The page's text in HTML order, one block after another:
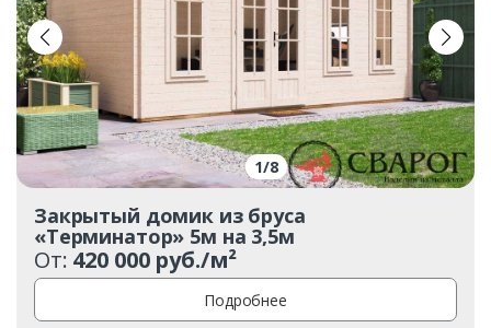
1/8
Закрытый домик из бруса
«Терминатор» 5м на 3,5м
От: 420 000 руб./м²
Подробнее